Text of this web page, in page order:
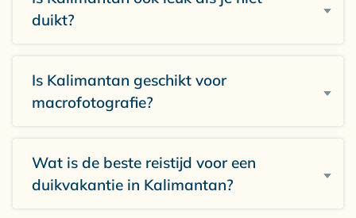
duikt?
Is Kalimantan geschikt voor
macrofotografie?
Wat is de beste reistijd voor een
duikvakantie in Kalimantan?